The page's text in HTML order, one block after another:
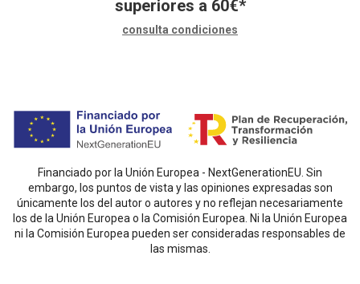
superiores a 60€*
consulta condiciones
Financiado por la Unión Europea - NextGenerationEU. Sin
embargo, los puntos de vista y las opiniones expresadas son
únicamente los del autor o autores y no reflejan necesariamente
los de la Unión Europea o la Comisión Europea. Ni la Unión Europea
ni la Comisión Europea pueden ser consideradas responsables de
las mismas.